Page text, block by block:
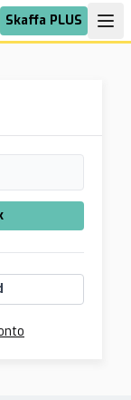
Skaffa PLUS